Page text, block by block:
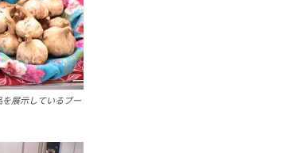
展示しているブー